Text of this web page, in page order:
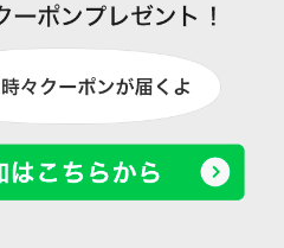
２４Ｈ健康くびれ筋 ビューティ
ーシェイパー やわらかフィット
Ｍ
¥0